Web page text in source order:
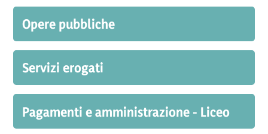
Opere pubbliche
Servizi erogati
Pagamenti e amministrazione - Liceo